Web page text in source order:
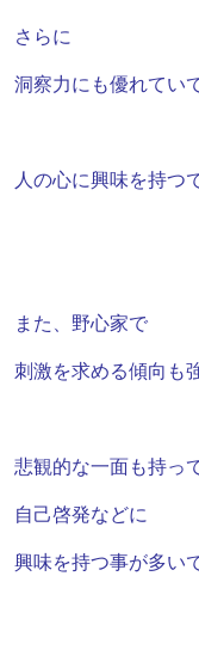
さらに
洞察力にも優れてい
人の心に興味を持つ
また、 野心家で
刺激を求める傾向も
悲観的な一面も持っ
自己啓発などに
興味を持つ事が多い